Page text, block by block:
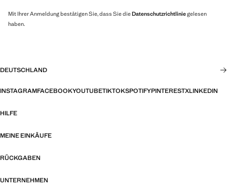
Mit Ihrer Anmeldung bestätigen Sie, dass Sie dieDatenschutzrichtliniegelesen
haben.
DEUTSCHLAND
INSTAGRAMFACEBOOKYOUTUBETIKTOKSPOTIFYPINTERESTXLINKEDIN
HILFE
MEINE EINKÄUFE
RÜCKGABEN
UNTERNEHMEN